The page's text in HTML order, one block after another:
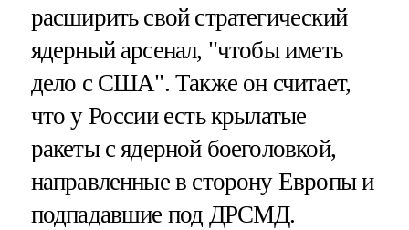
расширить свой стратегический
ядерный арсенал, "чтобы иметь
дело с США". Также он считает,
что у России есть крылатые
ракеты с ядерной боеголовкой,
направленные в сторону Европы и
подпадавшие под ДРСМД.